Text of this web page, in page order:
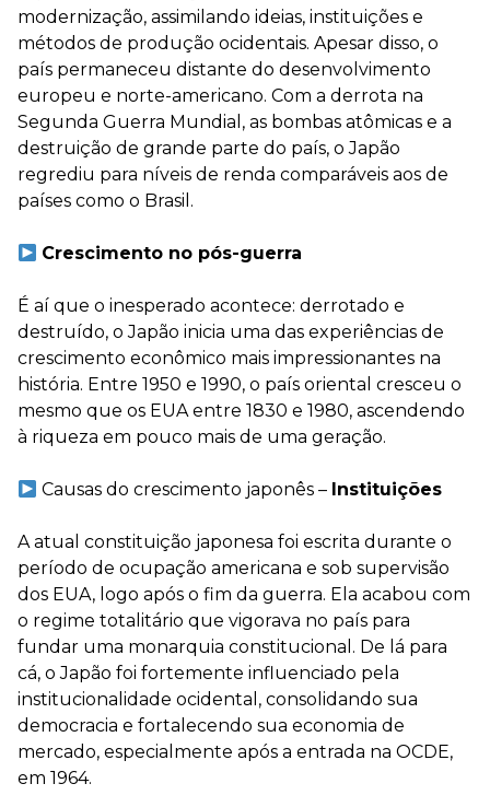
modernização, assimilando ideias, instituições e
métodos de produção ocidentais. Apesar disso, o
país permaneceu distante do desenvolvimento
europeu e norte-americano. Com a derrota na
Segunda Guerra Mundial, as bombas atômicas e a
destruição de grande parte do país, o Japão
regrediu para níveis de renda comparáveis aos de
países como o Brasil.
Crescimento no pós-guerra
É aí que o inesperado acontece: derrotado e
destruído, o Japão inicia uma das experiências de
crescimento econômico mais impressionantes na
história. Entre 1950 e 1990, o país oriental cresceu o
mesmo que os EUA entre 1830 e 1980, ascendendo
à riqueza em pouco mais de uma geração.
Causas do crescimento japonês – Instituições
A atual constituição japonesa foi escrita durante o
período de ocupação americana e sob supervisão
dos EUA, logo após o fim da guerra. Ela acabou com
o regime totalitário que vigorava no país para
fundar uma monarquia constitucional. De lá para
cá, o Japão foi fortemente influenciado pela
institucionalidade ocidental, consolidando sua
democracia e fortalecendo sua economia de
mercado, especialmente após a entrada na OCDE,
em 1964.